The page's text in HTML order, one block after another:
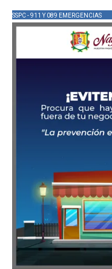
SSPC - 911 Y 089 EMERGENCIAS